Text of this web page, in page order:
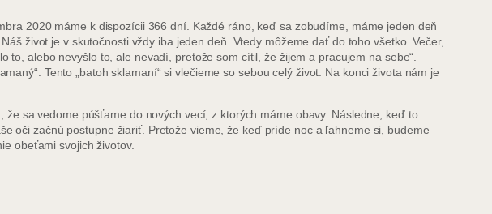
2020 máme k dispozícii 366 dní. Každé ráno, keď sa zobudíme, máme jeden deň
život je v skutočnosti vždy iba jeden deň. Vtedy môžeme dať do toho všetko. Večer,
alebo nevyšlo to, ale nevadí, pretože som cítil, že žijem a pracujem na sebe“.
Tento „batoh sklamaní“ si vlečieme so sebou celý život. Na konci života nám je
sa vedome púšťame do nových vecí, z ktorých máme obavy. Následne, keď to
oči začnú postupne žiariť. Pretože vieme, že keď príde noc a ľahneme si, budeme
obeťami svojich životov.